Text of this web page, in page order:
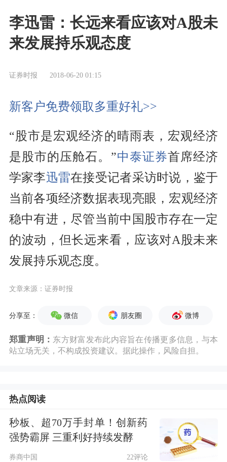
李迅雷：长远来看应该对A股未
来发展持乐观态度
证券时报 2018-06-20 01:15
新客户免费领取多重好礼>>
“股市是宏观经济的晴雨表，宏观经济
是股市的压舱石。”中泰证券首席经济
学家李迅雷在接受记者采访时说，鉴于
当前各项经济数据表现亮眼，宏观经济
稳中有进，尽管当前中国股市存在一定
的波动，但长远来看，应该对A股未来
发展持乐观态度。
文章来源：证券时报
分享至： 微信 朋友圈 微博
郑重声明： 东方财富发布此内容旨在传播更多信息，与本
站立场无关，不构成投资建议。据此操作，风险自担。
热点阅读
秒板、超70万手封单！创新药
强势霸屏 三重利好持续发酵
券商中国 22评论